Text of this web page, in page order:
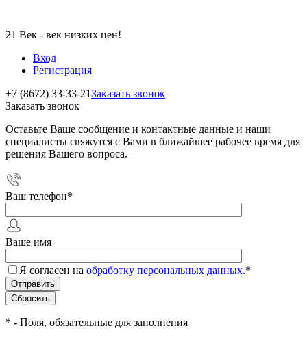
21 Век - век низких цен!
Вход
Регистрация
+7 (8672) 33-33-21Заказать звонок
Заказать звонок
Оставьте Ваше сообщение и контактные данные и наши
специалисты свяжутся с Вами в ближайшее рабочее время для
решения Вашего вопроса.
Ваш телефон*
Ваше имя
Я согласен на обработку персональных данных.*
* - Поля, обязательные для заполнения